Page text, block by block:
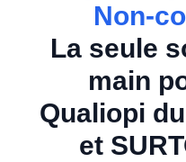
Non-
La seule
main
Qualiopi
et